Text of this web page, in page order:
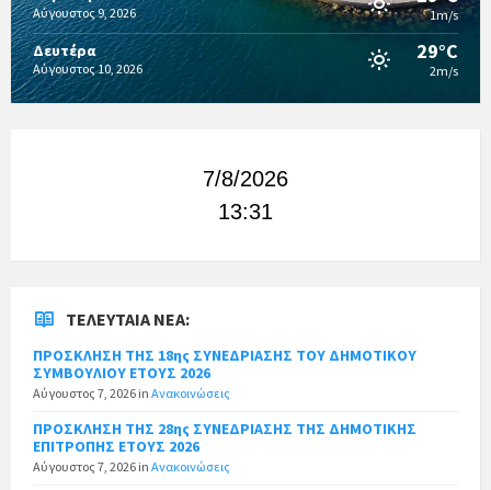
Αύγουστος 9, 2026 1m/s
Δευτέρα
Αύγουστος 10, 2026
29°C
2m/s
7/8/2026
13:31
ΤΕΛΕΥΤΑΊΑ ΝΈΑ:
ΠΡΟΣΚΛΗΣΗ ΤΗΣ 18ης ΣΥΝΕΔΡΙΑΣΗΣ ΤΟΥ ΔΗΜΟΤΙΚΟΥ
ΣΥΜΒΟΥΛΙΟΥ ΕΤΟΥΣ 2026
Αύγουστος 7, 2026 in Ανακοινώσεις
ΠΡΟΣΚΛΗΣΗ ΤΗΣ 28ης ΣΥΝΕΔΡΙΑΣΗΣ ΤΗΣ ΔΗΜΟΤΙΚΗΣ
ΕΠΙΤΡΟΠΗΣ ΕΤΟΥΣ 2026
Αύγουστος 7, 2026 in Ανακοινώσεις